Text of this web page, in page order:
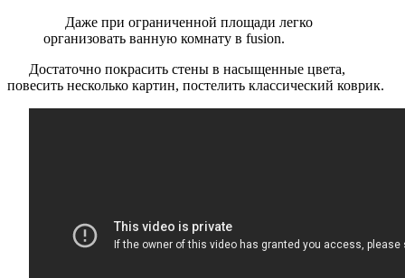
Даже при ограниченной площади легко
организовать ванную комнату в fusion.
Достаточно покрасить стены в насыщенные цвета,
повесить несколько картин, постелить классический коврик.